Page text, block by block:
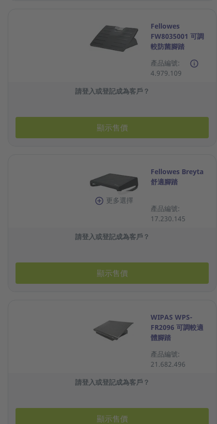
Fellowes
FW8035001 可調
較防菌腳踏
產品編號:
4.979.109
請登入或登記成為客戶？
顯示售價
更多選擇
Fellowes Breyta
舒適腳踏
產品編號:
17.230.145
請登入或登記成為客戶？
顯示售價
WIPAS WPS-
FR2096 可調較適
體腳踏
產品編號:
21.682.496
請登入或登記成為客戶？
顯示售價